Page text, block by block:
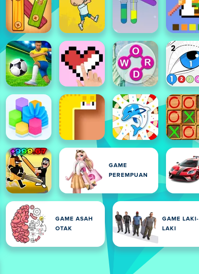
GAME
PEREMPUAN
GAME ASAH
OTAK
GAME LAKI-
LAKI